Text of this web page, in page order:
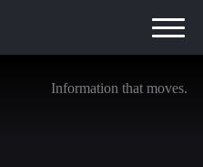
Information that moves.